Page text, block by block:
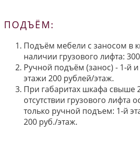
ПОДЪЁМ:
Подъём мебели с заносом в
наличии грузового лифта:
Ручной подъём (занос) - 1-й
этажи 200 рублей/этаж.
При габаритах шкафа свыше
отсутствии грузового лифта
только ручной подъем: 1-й
200 руб./этаж.